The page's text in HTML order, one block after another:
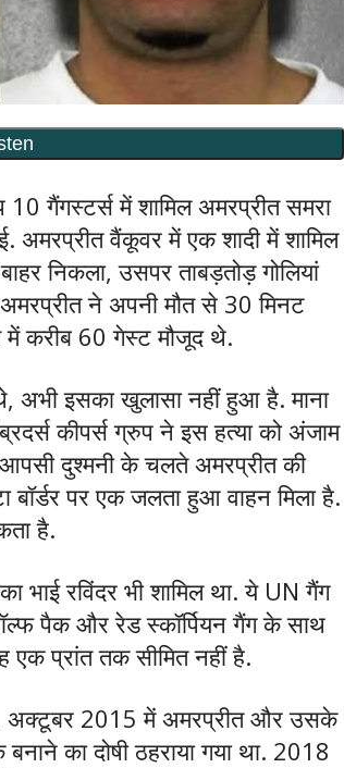
गैंगस्टर्स में शामिल अमरप्रीत समरा
अमरप्रीत वैंकूवर में एक शादी में शामिल
निकला, उसपर ताबड़तोड़ गोलियां
ने अपनी मौत से 30 मिनट
में करीब 60 गेस्ट मौजूद थे.
अभी इसका खुलासा नहीं हुआ है. माना
कीपर्स ग्रुप ने इस हत्या को अंजाम
दुश्मनी के चलते अमरप्रीत की
बॉर्डर पर एक जलता हुआ वाहन मिला है.
है.
भाई रविंदर भी शामिल था. ये UN गैंग
पैक और रेड स्कॉर्पियन गैंग के साथ
प्रांत तक सीमित नहीं है.
अक्टूबर 2015 में अमरप्रीत और उसके
का दोषी ठहराया गया था. 2018